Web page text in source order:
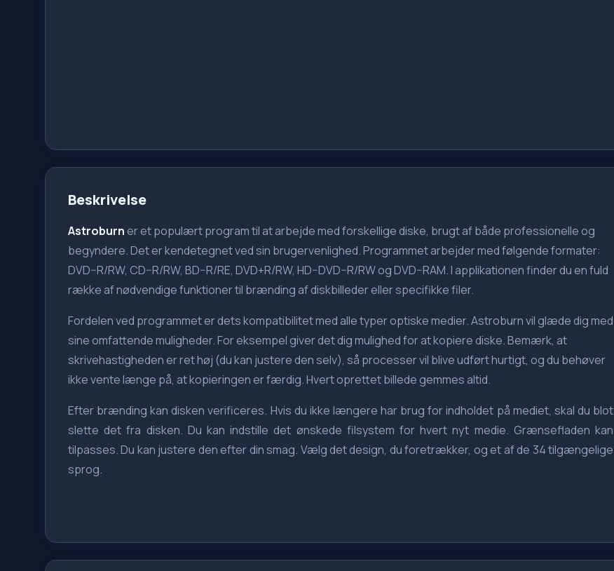
Beskrivelse
Astroburner et populært program til at arbejde med forskellige diske, brugt af både professionelle og
begyndere. Det er kendetegnet ved sin brugervenlighed. Programmet arbejder med følgende formater:
DVD–R/RW, CD–R/RW, BD–R/RE, DVD+R/RW, HD–DVD–R/RW og DVD–RAM. I applikationen finder du en fuld
række af nødvendige funktioner til brænding af diskbilleder eller specifikke filer.
Fordelen ved programmet er dets kompatibilitet med alle typer optiske medier. Astroburn vil glæde dig med
sine omfattende muligheder. For eksempel giver det dig mulighed for at kopiere diske. Bemærk, at
skrivehastigheden er ret høj (du kan justere den selv), så processer vil blive udført hurtigt, og du behøver
ikke vente længe på, at kopieringen er færdig. Hvert oprettet billede gemmes altid.
Efter brænding kan disken verificeres. Hvis du ikke længere har brug for indholdet på mediet, skal du blot
slette det fra disken. Du kan indstille det ønskede filsystem for hvert nyt medie. Grænsefladen kan
tilpasses. Du kan justere den efter din smag. Vælg det design, du foretrækker, og et af de 34 tilgængelige
sprog.